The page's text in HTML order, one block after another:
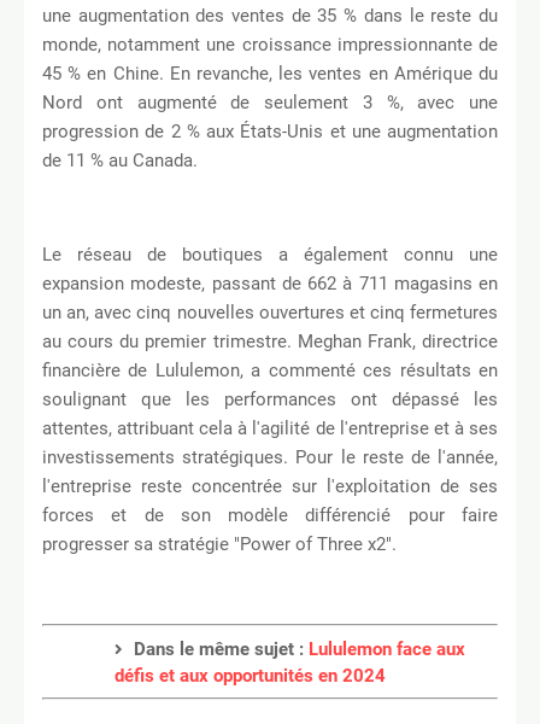
une augmentation des ventes de 35 % dans le reste du
monde, notamment une croissance impressionnante de
45 % en Chine. En revanche, les ventes en Amérique du
Nord ont augmenté de seulement 3 %, avec une
progression de 2 % aux États-Unis et une augmentation
de 11 % au Canada.
Le réseau de boutiques a également connu une
expansion modeste, passant de 662 à 711 magasins en
un an, avec cinq nouvelles ouvertures et cinq fermetures
au cours du premier trimestre. Meghan Frank, directrice
financière de Lululemon, a commenté ces résultats en
soulignant que les performances ont dépassé les
attentes, attribuant cela à l'agilité de l'entreprise et à ses
investissements stratégiques. Pour le reste de l'année,
l'entreprise reste concentrée sur l'exploitation de ses
forces et de son modèle différencié pour faire
progresser sa stratégie "Power of Three x2".
Dans le même sujet : Lululemon face aux
défis et aux opportunités en 2024